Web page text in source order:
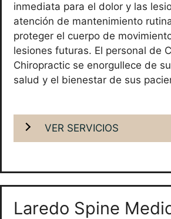
inmediata para el dolor y las
atención de mantenimiento
proteger el cuerpo de
lesiones futuras. El personal de
Chiropractic se enorgullece de
salud y el bienestar de sus
VER SERVICIOS
Laredo Spine